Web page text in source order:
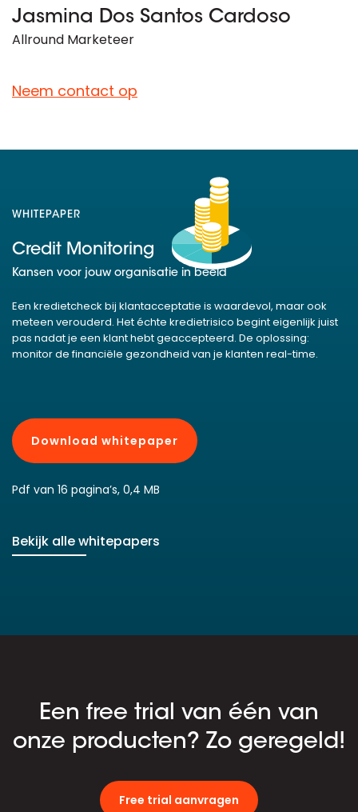
Jasmina Dos Santos Cardoso
Allround Marketeer
Neem contact op
WHITEPAPER
Credit Monitoring
Kansen voor jouw organisatie in beeld
Een kredietcheck bij klantacceptatie is waardevol, maar ook
meteen verouderd. Het échte kredietrisico begint eigenlijk juist
pas nadat je een klant hebt geaccepteerd. De oplossing:
monitor de financiële gezondheid van je klanten real-time.
Download whitepaper
Pdf van 16 pagina’s, 0,4 MB
Bekijk alle whitepapers
Een free trial van één van
onze producten? Zo geregeld!
Free trial aanvragen